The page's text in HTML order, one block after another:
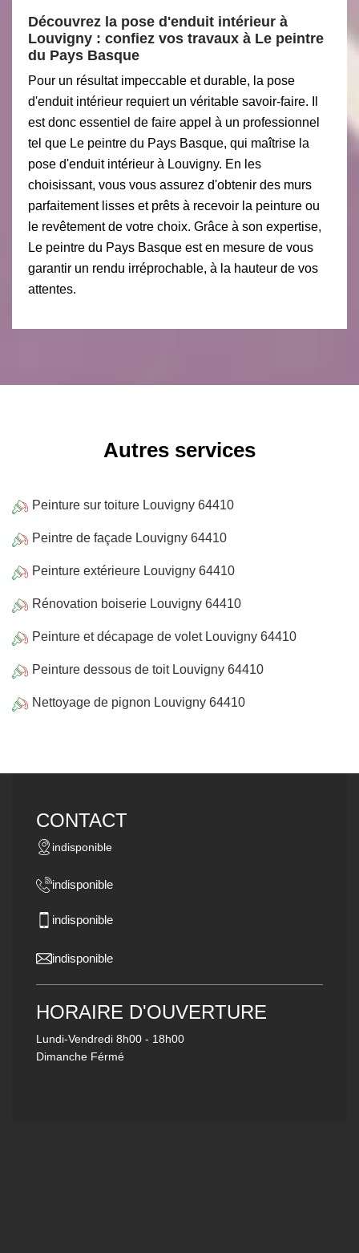
Découvrez la pose d'enduit intérieur à
Louvigny : confiez vos travaux à Le peintre
du Pays Basque
Pour un résultat impeccable et durable, la pose
d'enduit intérieur requiert un véritable savoir-faire. Il
est donc essentiel de faire appel à un professionnel
tel que Le peintre du Pays Basque, qui maîtrise la
pose d'enduit intérieur à Louvigny. En les
choisissant, vous vous assurez d'obtenir des murs
parfaitement lisses et prêts à recevoir la peinture ou
le revêtement de votre choix. Grâce à son expertise,
Le peintre du Pays Basque est en mesure de vous
garantir un rendu irréprochable, à la hauteur de vos
attentes.
Autres services
Peinture sur toiture Louvigny 64410
Peintre de façade Louvigny 64410
Peinture extérieure Louvigny 64410
Rénovation boiserie Louvigny 64410
Peinture et décapage de volet Louvigny 64410
Peinture dessous de toit Louvigny 64410
Nettoyage de pignon Louvigny 64410
CONTACT
indisponible
indisponible
indisponible
indisponible
HORAIRE D'OUVERTURE
Lundi-Vendredi 8h00 - 18h00
Dimanche Férmé